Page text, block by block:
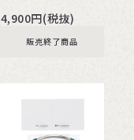
4,900円(税抜)
販売終了商品